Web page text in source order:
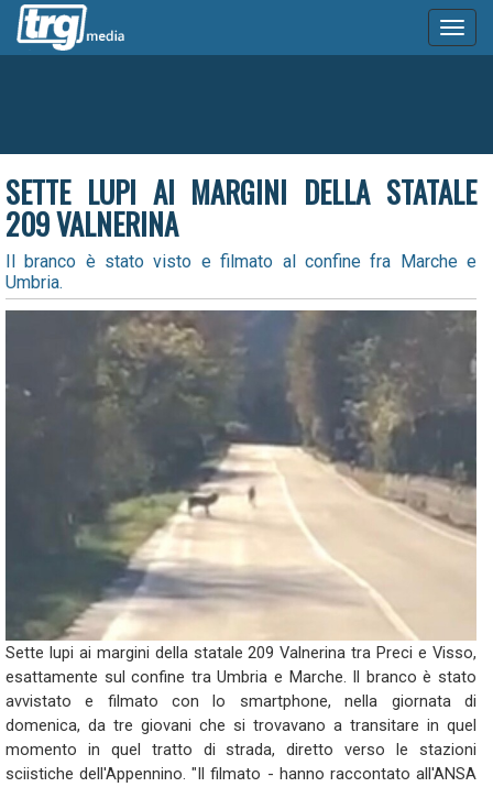
SETTE LUPI AI MARGINI DELLA STATALE
209 VALNERINA
Il branco è stato visto e filmato al confine fra Marche e
Umbria.
Sette lupi ai margini della statale 209 Valnerina tra Preci e Visso,
esattamente sul confine tra Umbria e Marche. Il branco è stato
avvistato e filmato con lo smartphone, nella giornata di
domenica, da tre giovani che si trovavano a transitare in quel
momento in quel tratto di strada, diretto verso le stazioni
sciistiche dell'Appennino. "Il filmato - hanno raccontato all'ANSA